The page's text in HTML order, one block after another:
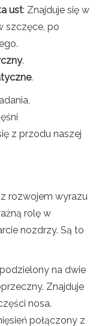
ust: Znajduje się w
szczęce, po
.
.
z przodu naszej
z rozwojem wyrazu
rolę w
nozdrzy. Są to
na dwie
Znajduje
nosa.
połączony z